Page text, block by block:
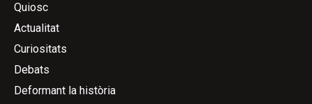
Quiosc
Actualitat
Curiositats
Debats
Deformant la història